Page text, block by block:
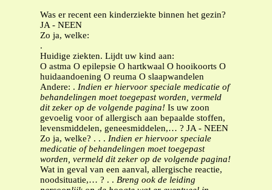
Was er recent een kinderziekte binnen het gezin?
JA - NEEN
Zo ja, welke:
.
Huidige ziekten. Lijdt uw kind aan:
O astma O epilepsie O hartkwaal O hooikoorts O
huidaandoening O reuma O slaapwandelen
Andere: . Indien er hiervoor speciale medicatie of
behandelingen moet toegepast worden, vermeld
dit zeker op de volgende pagina! Is uw zoon
gevoelig voor of allergisch aan bepaalde stoffen,
levensmiddelen, geneesmiddelen,… ? JA - NEEN
Zo ja, welke? . . . Indien er hiervoor speciale
medicatie of behandelingen moet toegepast
worden, vermeld dit zeker op de volgende pagina!
Wat in geval van een aanval, allergische reactie,
noodsituatie,… ? . . Breng ook de leiding